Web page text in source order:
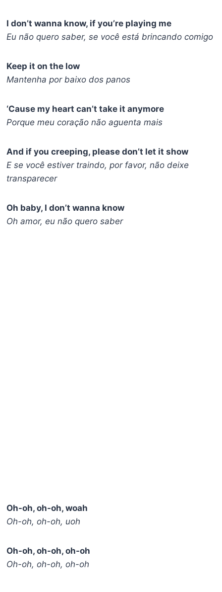
I don’t wanna know, if you’re playing me
Eu não quero saber, se você está brincando comigo
Keep it on the low
Mantenha por baixo dos panos
‘Cause my heart can’t take it anymore
Porque meu coração não aguenta mais
And if you creeping, please don’t let it show
E se você estiver traindo, por favor, não deixe
transparecer
Oh baby, I don’t wanna know
Oh amor, eu não quero saber
Oh-oh, oh-oh, woah
Oh-oh, oh-oh, uoh
Oh-oh, oh-oh, oh-oh
Oh-oh, oh-oh, oh-oh